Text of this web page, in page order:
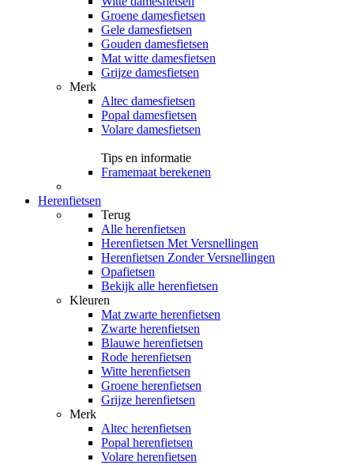
Groene damesfietsen
Gele damesfietsen
Gouden damesfietsen
Mat witte damesfietsen
Grijze damesfietsen
Merk
Altec damesfietsen
Popal damesfietsen
Volare damesfietsen
Tips en informatie
Framemaat berekenen
Herenfietsen
Terug
Alle herenfietsen
Herenfietsen Met Versnellingen
Herenfietsen Zonder Versnellingen
Opafietsen
Bekijk alle herenfietsen
Kleuren
Mat zwarte herenfietsen
Zwarte herenfietsen
Blauwe herenfietsen
Rode herenfietsen
Witte herenfietsen
Groene herenfietsen
Grijze herenfietsen
Merk
Altec herenfietsen
Popal herenfietsen
Volare herenfietsen